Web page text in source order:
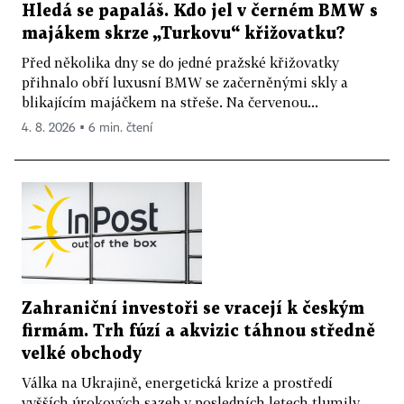
Hledá se papaláš. Kdo jel v černém BMW s
majákem skrze „Turkovu“ křižovatku?
Před několika dny se do jedné pražské křižovatky
přihnalo obří luxusní BMW se začerněnými skly a
blikajícím majáčkem na střeše. Na červenou...
4. 8. 2026 ▪ 6 min. čtení
Zahraniční investoři se vracejí k českým
firmám. Trh fúzí a akvizic táhnou středně
velké obchody
Válka na Ukrajině, energetická krize a prostředí